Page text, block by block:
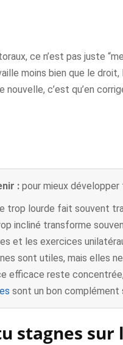
ce n’est pas juste
moins bien que le droit,
nouvelle, c’est qu’en
: pour mieux
trop lourde fait souvent
incliné transforme
et les exercices
sont utiles, mais elles
efficace reste
sont un bon complément
stagnes sur